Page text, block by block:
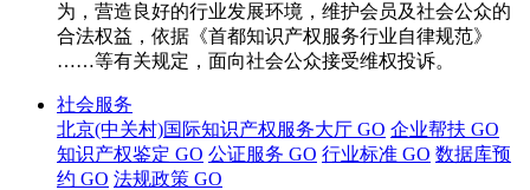
为，营造良好的行业发展环境，维护会员及社会公众的
合法权益，依据《首都知识产权服务行业自律规范》
……等有关规定，面向社会公众接受维权投诉。
社会服务
北京(中关村)国际知识产权服务大厅 GO 企业帮扶 GO
知识产权鉴定 GO 公证服务 GO 行业标准 GO 数据库预
约 GO 法规政策 GO